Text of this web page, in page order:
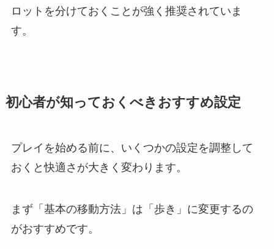
ロットを分けておくことが強く推奨されていま
す。
初心者が知っておくべきおすすめ設定
プレイを始める前に、いくつかの設定を調整して
おくと快適さが大きく変わります。
まず「基本の移動方法」は「歩き」に変更するの
がおすすめです。